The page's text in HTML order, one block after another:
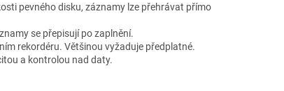
pevného disku, záznamy lze přehrávat přímo
se přepisují po zaplnění.
rekordéru. Většinou vyžaduje předplatné.
a kontrolou nad daty.